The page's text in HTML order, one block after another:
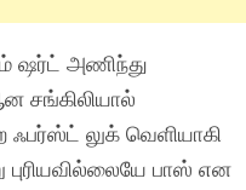
ஷர்ட் அணிந்து
சங்கிலியால்
லுக் வெளியாகி
புரியவில்லையே பாஸ் என